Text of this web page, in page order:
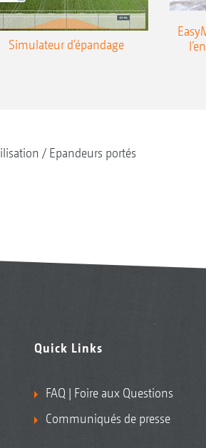
Simulateur d‘épandage
Epandeurs portés
Quick Links
FAQ | Foire aux Questions
Communiqués de presse